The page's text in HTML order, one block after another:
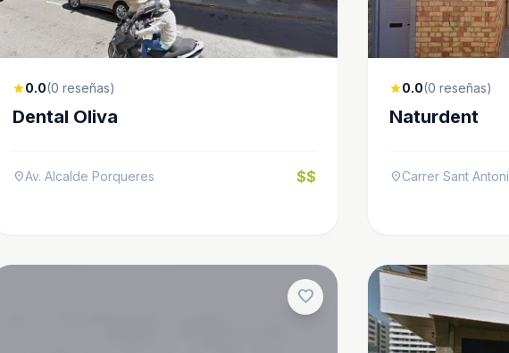
star0.0(0 reseñas)
Dental Oliva
location_onAv. Alcalde Porqueres $$
star0.0(0 reseñas)
Naturdent
location_onCarrer Sant Antoni
favorite